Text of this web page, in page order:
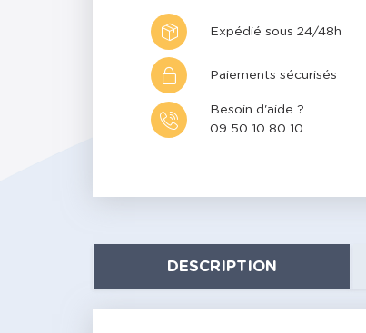
Expédié sous 24/48h
Paiements sécurisés
Besoin d'aide ?
09 50 10 80 10
DESCRIPTION